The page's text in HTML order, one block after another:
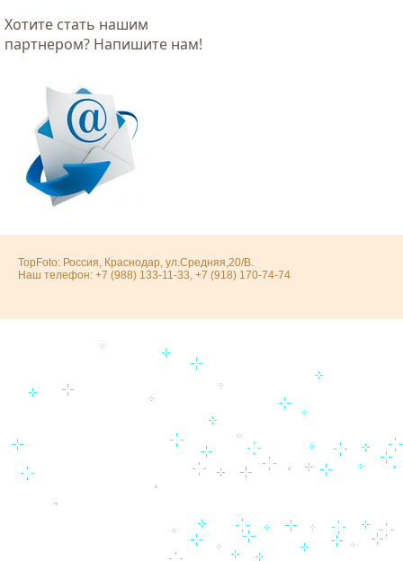
Хотитe стать нашим
партнером? Напишите нам!
TopFoto: Россия, Краснодар, ул.Средняя,20/В.
Наш телефон: +7 (988) 133-11-33, +7 (918) 170-74-74